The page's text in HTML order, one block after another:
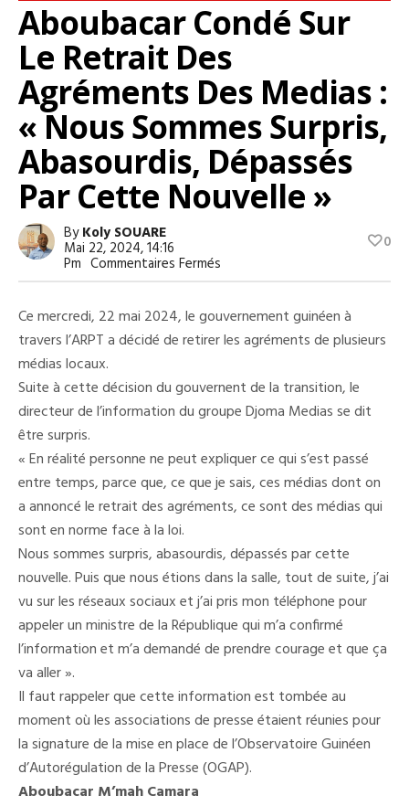
Aboubacar Condé Sur
Le Retrait Des
Agréments Des Medias :
« Nous Sommes Surpris,
Abasourdis, Dépassés
Par Cette Nouvelle »
ByKoly SOUARE
Mai 22, 2024, 14:16
Pm Commentaires Fermés
Aboubacar
Le
Retrait
Des
Des
Medias
:
«
Sommes
Surpris,
Abasourdis,
Dépassés
Par
»
0
Ce mercredi, 22 mai 2024, le gouvernement guinéen à
travers l’ARPT a décidé de retirer les agréments de plusieurs
médias locaux.
Suite à cette décision du gouvernent de la transition, le
directeur de l’information du groupe Djoma Medias se dit
être surpris.
« En réalité personne ne peut expliquer ce qui s’est passé
entre temps, parce que, ce que je sais, ces médias dont on
a annoncé le retrait des agréments, ce sont des médias qui
sont en norme face à la loi.
Nous sommes surpris, abasourdis, dépassés par cette
nouvelle. Puis que nous étions dans la salle, tout de suite, j’ai
vu sur les réseaux sociaux et j’ai pris mon téléphone pour
appeler un ministre de la République qui m’a confirmé
l’information et m’a demandé de prendre courage et que ça
va aller ».
Il faut rappeler que cette information est tombée au
moment où les associations de presse étaient réunies pour
la signature de la mise en place de l’Observatoire Guinéen
d’Autorégulation de la Presse (OGAP).
Aboubacar M’mah Camara